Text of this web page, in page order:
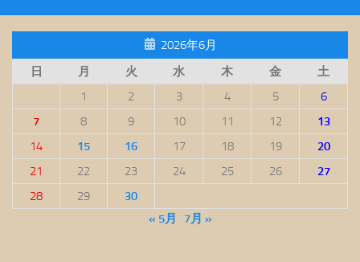
2026年6月
日
月 火 水 木 金
土
1
2 3 4 5
6
7
8 9 10 11 12
13
14
15 16 17 18 19
20
21
22 23 24 25 26
27
28
29
30
« 5月
7月 »